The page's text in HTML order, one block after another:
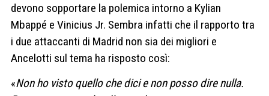
devono sopportare la polemica intorno a Kylian
Mbappé e Vinicius Jr. Sembra infatti che il rapporto tra
i due attaccanti di Madrid non sia dei migliori e
Ancelotti sul tema ha risposto così:
«Non ho visto quello che dici e non posso dire nulla.